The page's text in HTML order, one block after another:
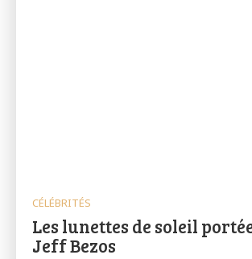
CÉLÉBRITÉS
Les lunettes de soleil
Jeff Bezos